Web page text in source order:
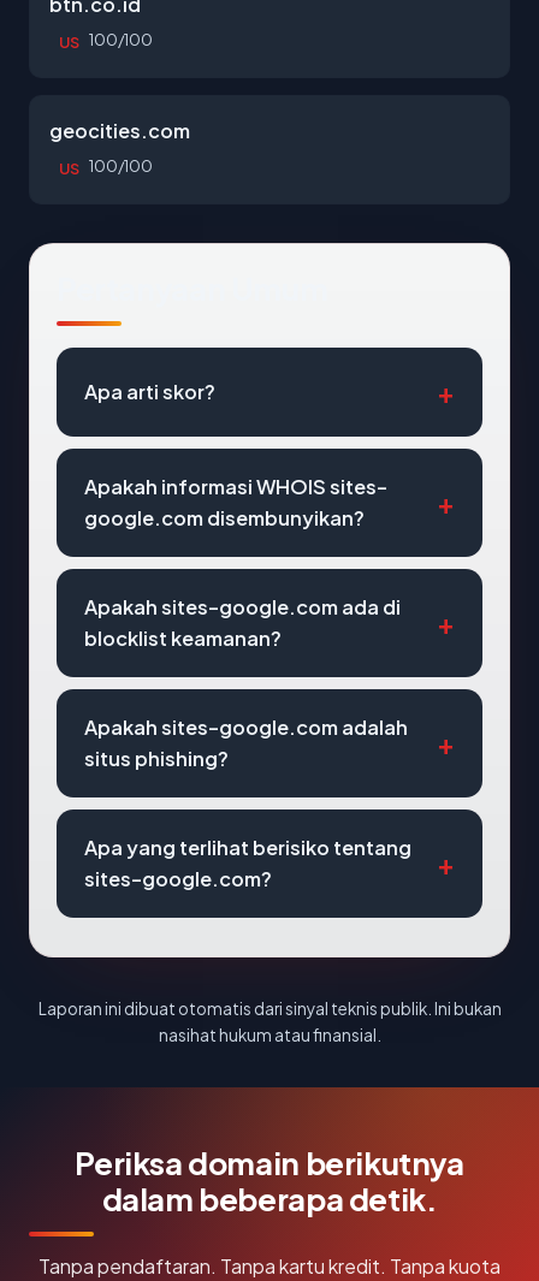
US 100/100
geocities.com
US 100/100
Apa arti skor?
Apakah informasi WHOIS sites-
google.com disembunyikan?
Apakah sites-google.com ada di
blocklist keamanan?
Apakah sites-google.com adalah
situs phishing?
Apa yang terlihat berisiko tentang
sites-google.com?
Laporan ini dibuat otomatis dari sinyal teknis publik. Ini bukan
nasihat hukum atau finansial.
Periksa domain berikutnya
dalam beberapa detik.
Tanpa pendaftaran. Tanpa kartu kredit. Tanpa kuota